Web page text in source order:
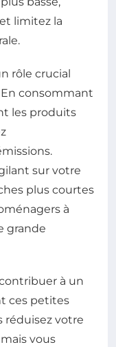
limitez la
rôle crucial
consommant
les produits
sur votre
plus courtes
à
grande
à un
ces petites
réduisez votre
vous